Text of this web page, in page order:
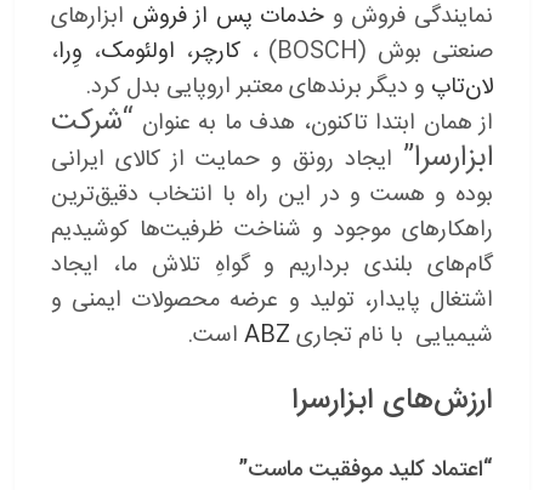
نمایندگی فروش و خدمات پس از فروش ابزارهای
صنعتی بوش (BOSCH) ،
کارچر، اولئومک، وِرا،
لان‌تاپ و دیگر برندهای معتبر اروپایی بدل کرد.
از همان ابتدا تاکنون، هدف ما به عنوان “شرکت
ابزارسرا” ایجاد رونق و حمایت از کالای ایرانی
بوده و هست و در این راه با انتخاب دقیق‌ترین
راهکارهای موجود و شناخت ظرفیت‌ها کوشیدیم
گام‌های بلندی برداریم و گواهِ تلاش ما، ایجاد
اشتغال پایدار، تولید و عرضه محصولات ایمنی و
شیمیایی با نام تجاری ABZ است.
ارزش‌های ابزارسرا
“اعتماد کلید موفقیت ماست”